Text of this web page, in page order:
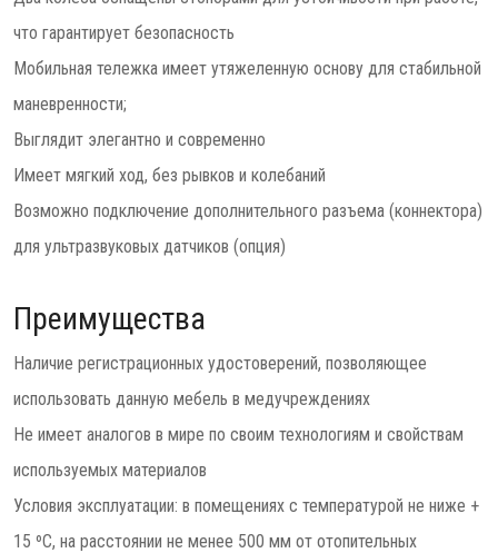
что гарантирует безопасность
Мобильная тележка имеет утяжеленную основу для стабильной
маневренности;
Выглядит элегантно и современно
Имеет мягкий ход, без рывков и колебаний
Возможно подключение дополнительного разъема (коннектора)
для ультразвуковых датчиков (опция)
Преимущества
Наличие регистрационных удостоверений, позволяющее
использовать данную мебель в медучреждениях
Не имеет аналогов в мире по своим технологиям и свойствам
используемых материалов
Условия эксплуатации: в помещениях с температурой не ниже +
15 ºС, на расстоянии не менее 500 мм от отопительных